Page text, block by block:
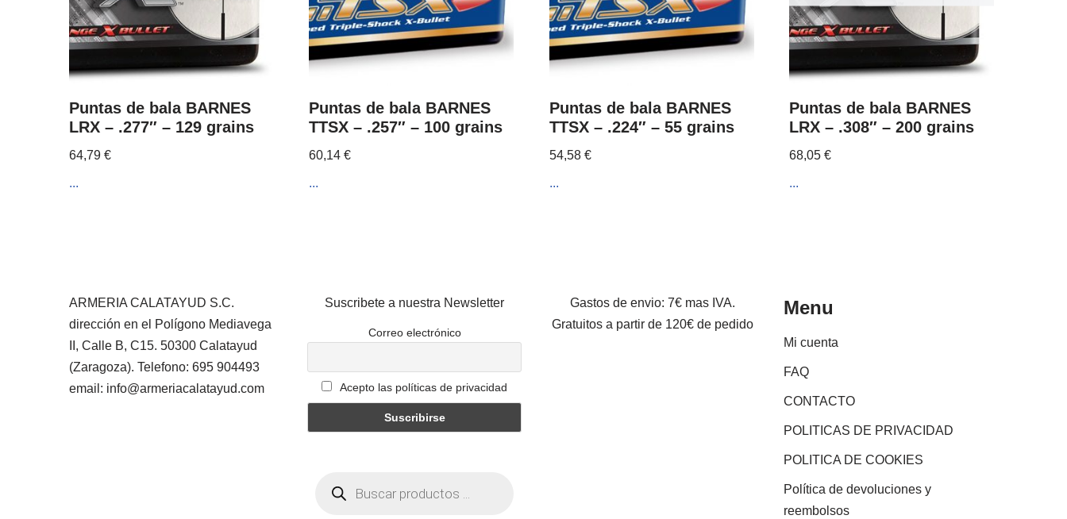
Puntas de bala BARNES
LRX – .277″ – 129 grains
64,79 €
...
Puntas de bala BARNES
TTSX – .257″ – 100 grains
60,14€
...
Puntas de bala BARNES
TTSX – .224″ – 55 grains
54,58 €
...
Puntas de bala BARNES
LRX – .308″ – 200 grains
68,05€
...
ARMERIA CALATAYUD S.C.
dirección en el Polígono Mediavega
II, Calle B, C15. 50300 Calatayud
(Zaragoza). Telefono: 695 904493
email: info@armeriacalatayud.com
Suscribete a nuestra Newsletter
Correo electrónico
Acepto las políticas de privacidad
Gastos de envio: 7€ mas IVA.
Gratuitos a partir de 120€ de pedido
Menu
Mi cuenta
FAQ
CONTACTO
POLITICAS DE PRIVACIDAD
POLITICA DE COOKIES
Política de devoluciones y
reembolsos